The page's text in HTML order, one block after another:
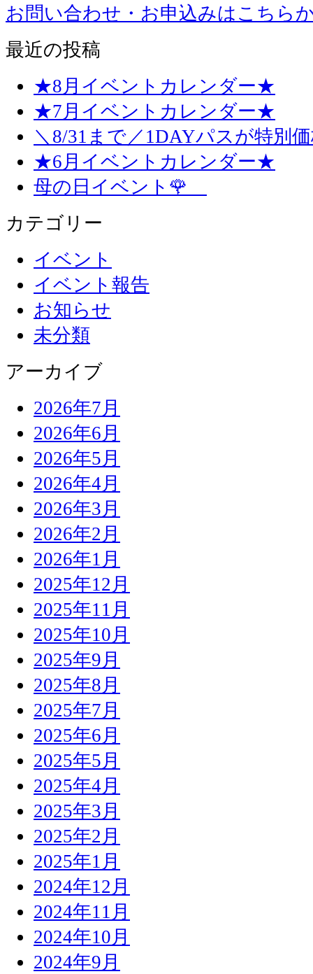
お問い合わせ・お申込みはこちら
最近の投稿
★8月イベントカレンダー★
★7月イベントカレンダー★
＼8/31まで／1DAYパスが特別
★6月イベントカレンダー★
母の日イベント🌹
カテゴリー
イベント
イベント報告
お知らせ
未分類
アーカイブ
2026年7月
2026年6月
2026年5月
2026年4月
2026年3月
2026年2月
2026年1月
2025年12月
2025年11月
2025年10月
2025年9月
2025年8月
2025年7月
2025年6月
2025年5月
2025年4月
2025年3月
2025年2月
2025年1月
2024年12月
2024年11月
2024年10月
2024年9月